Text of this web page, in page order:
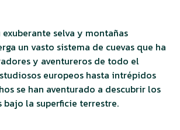
exuberante selva y montañas
un vasto sistema de cuevas que ha
y aventureros de todo el
europeos hasta intrépidos
se han aventurado a descubrir los
bajo la superficie terrestre.